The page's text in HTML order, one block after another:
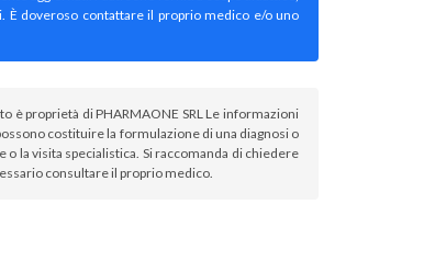
È doveroso contattare il proprio medico e/o uno
è proprietà di PHARMAONE SRL Le informazioni
costituire la formulazione di una diagnosi o
la visita specialistica. Si raccomanda di chiedere
consultare il proprio medico.